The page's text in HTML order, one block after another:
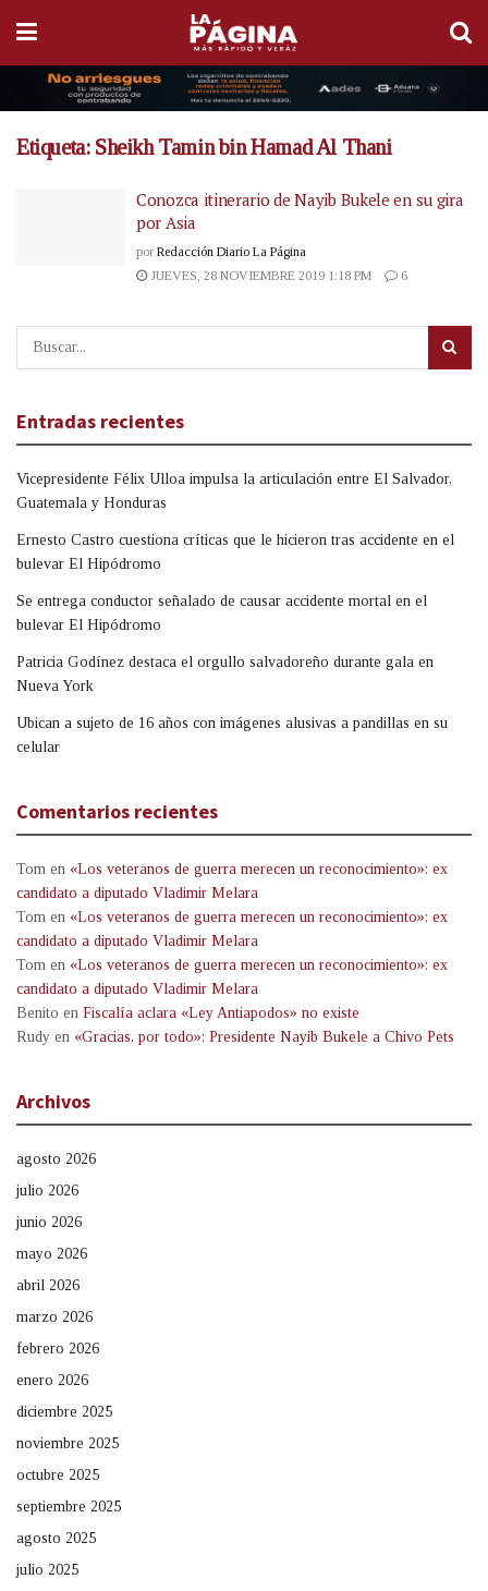
Etiqueta: Sheikh Tamin bin Hamad Al Thani
Conozca itinerario de Nayib Bukele en su gira
por Asia
por Redacción Diario La Página
JUEVES, 28 NOVIEMBRE 2019 1:18 PM
6
Entradas recientes
Vicepresidente Félix Ulloa impulsa la articulación entre El Salvador,
Guatemala y Honduras
Ernesto Castro cuestiona críticas que le hicieron tras accidente en el
bulevar El Hipódromo
Se entrega conductor señalado de causar accidente mortal en el
bulevar El Hipódromo
Patricia Godínez destaca el orgullo salvadoreño durante gala en
Nueva York
Ubican a sujeto de 16 años con imágenes alusivas a pandillas en su
celular
Comentarios recientes
Tom en «Los veteranos de guerra merecen un reconocimiento»: ex
candidato a diputado Vladimir Melara
Tom en «Los veteranos de guerra merecen un reconocimiento»: ex
candidato a diputado Vladimir Melara
Tom en «Los veteranos de guerra merecen un reconocimiento»: ex
candidato a diputado Vladimir Melara
Benito en Fiscalía aclara «Ley Antiapodos» no existe
Rudy en «Gracias, por todo»: Presidente Nayib Bukele a Chivo Pets
Archivos
agosto 2026
julio 2026
junio 2026
mayo 2026
abril 2026
marzo 2026
febrero 2026
enero 2026
diciembre 2025
noviembre 2025
octubre 2025
septiembre 2025
agosto 2025
julio 2025